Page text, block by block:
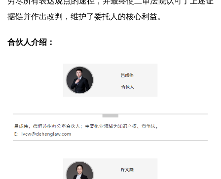
据链并作出改判，维护了委托人的核心利益。
合伙人介绍：